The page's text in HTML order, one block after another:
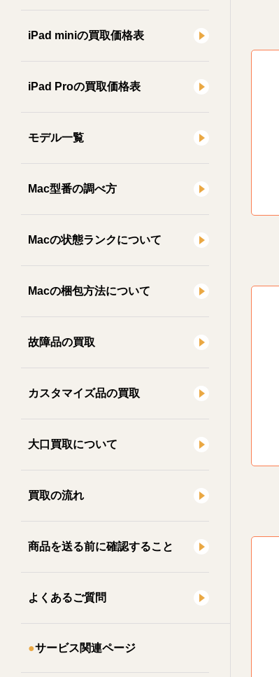
iPad miniの買取価格表
iPad Proの買取価格表
モデル一覧
Mac型番の調べ方
Macの状態ランクについて
Macの梱包方法について
故障品の買取
カスタマイズ品の買取
大口買取について
買取の流れ
商品を送る前に確認すること
よくあるご質問
サービス関連ページ